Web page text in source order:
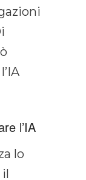
l’IA
lo